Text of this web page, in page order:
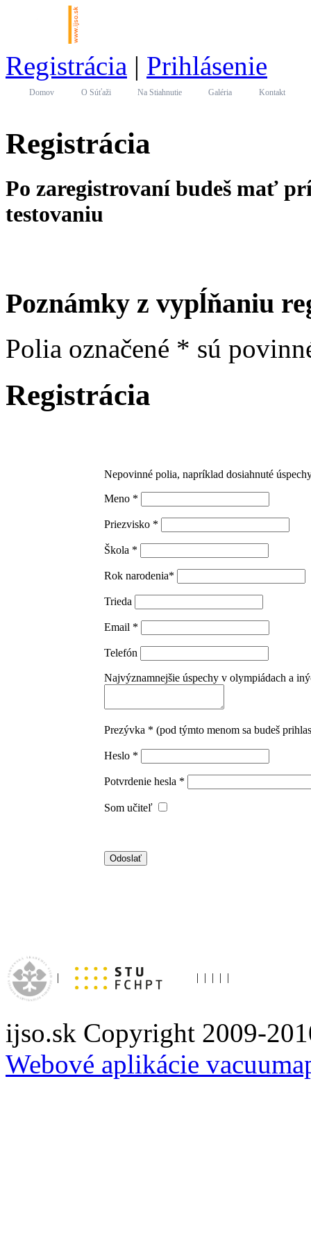
Registrácia | Prihlásenie
Domov O Súťaži Na Stiahnutie Galéria Kontakt
Registrácia
Po zaregistrovaní budeš mať
testovaniu
Poznámky z vypĺňaniu
Polia označené * sú
Registrácia
Nepovinné polia, napríklad dosiahnuté
Meno *
Priezvisko *
Škola *
Rok narodenia*
Trieda
Email *
Telefón
Najvýznamnejšie úspechy v olympiádach a
Prezývka * (pod týmto menom sa budeš
Heslo *
Potvrdenie hesla *
Som učiteľ
| | | | | |
ijso.sk Copyright 2009-
Webové aplikácie